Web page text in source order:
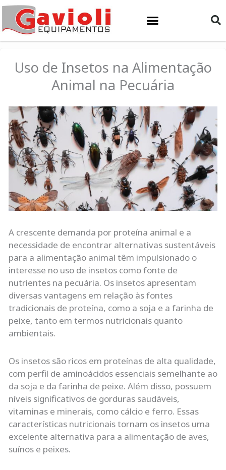
Ir
para
o
conteúdo
Uso de Insetos na Alimentação
Animal na Pecuária
A crescente demanda por proteína animal e a
necessidade de encontrar alternativas sustentáveis
para a alimentação animal têm impulsionado o
interesse no uso de insetos como fonte de
nutrientes na pecuária. Os insetos apresentam
diversas vantagens em relação às fontes
tradicionais de proteína, como a soja e a farinha de
peixe, tanto em termos nutricionais quanto
ambientais.
Os insetos são ricos em proteínas de alta qualidade,
com perfil de aminoácidos essenciais semelhante ao
da soja e da farinha de peixe. Além disso, possuem
níveis significativos de gorduras saudáveis,
vitaminas e minerais, como cálcio e ferro. Essas
características nutricionais tornam os insetos uma
excelente alternativa para a alimentação de aves,
suínos e peixes.